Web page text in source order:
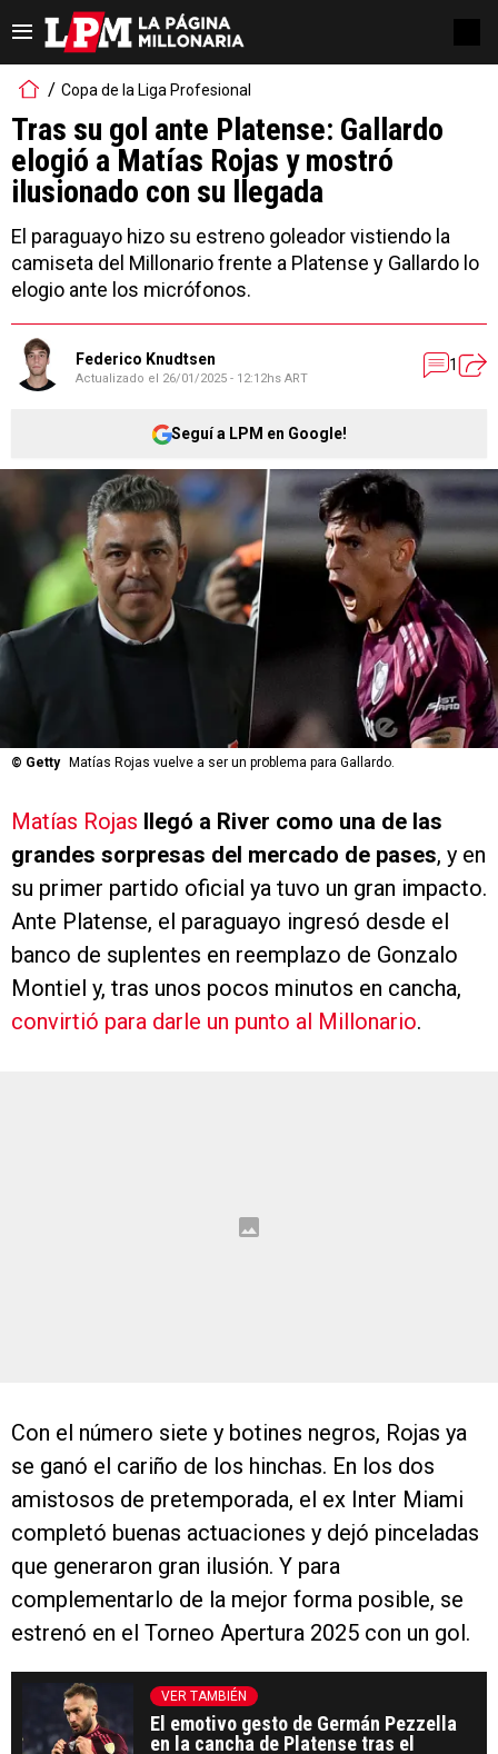
Copa de la Liga Profesional
Tras su gol ante Platense: Gallardo
elogió a Matías Rojas y mostró
ilusionado con su llegada
El paraguayo hizo su estreno goleador vistiendo la
camiseta del Millonario frente a Platense y Gallardo lo
elogio ante los micrófonos.
Federico Knudtsen
Actualizado el 26/01/2025 - 12:12hs ART
1
Seguí a LPM en Google!
© Getty Matías Rojas vuelve a ser un problema para Gallardo.
Matías Rojas llegó a River como una de las
grandes sorpresas del mercado de pases, y en
su primer partido oficial ya tuvo un gran impacto.
Ante Platense, el paraguayo ingresó desde el
banco de suplentes en reemplazo de Gonzalo
Montiel y, tras unos pocos minutos en cancha,
convirtió para darle un punto al Millonario.
Con el número siete y botines negros, Rojas ya
se ganó el cariño de los hinchas. En los dos
amistosos de pretemporada, el ex Inter Miami
completó buenas actuaciones y dejó pinceladas
que generaron gran ilusión. Y para
complementarlo de la mejor forma posible, se
estrenó en el Torneo Apertura 2025 con un gol.
VER TAMBIÉN
El emotivo gesto de Germán Pezzella
en la cancha de Platense tras el